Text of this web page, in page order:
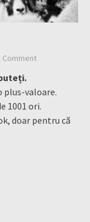
Comment
plus-valoare.
1001 ori.
doar pentru că